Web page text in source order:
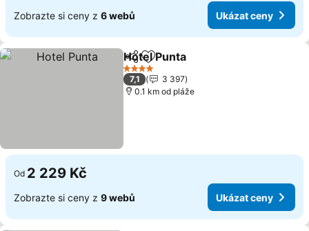
Zobrazte si ceny z 6 webů Ukázat ceny
SdíletPřidat na seznam oblíbených
Hotel Punta
4 Počet hvězdiček
7,1
3 397
0.1 km od pláže
Od 2 229 Kč
Zobrazte si ceny z 9 webů Ukázat ceny